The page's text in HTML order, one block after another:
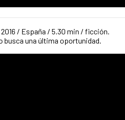
/ España / 5.30 min / ficción.
busca una última oportunidad.